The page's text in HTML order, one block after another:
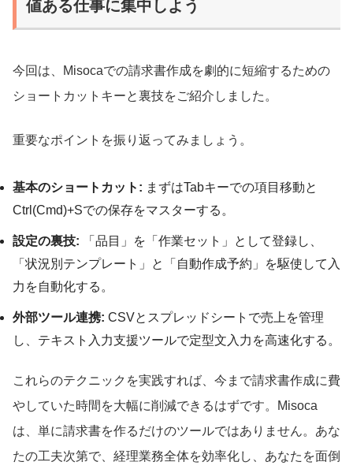
値ある仕事に集中しよう
今回は、Misocaでの請求書作成を劇的に短縮するための
ショートカットキーと裏技をご紹介しました。
重要なポイントを振り返ってみましょう。
基本のショートカット: まずはTabキーでの項目移動と
Ctrl(Cmd)+Sでの保存をマスターする。
設定の裏技: 「品目」を「作業セット」として登録し、
「状況別テンプレート」と「自動作成予約」を駆使して入
力を自動化する。
外部ツール連携: CSVとスプレッドシートで売上を管理
し、テキスト入力支援ツールで定型文入力を高速化する。
これらのテクニックを実践すれば、今まで請求書作成に費
やしていた時間を大幅に削減できるはずです。Misoca
は、単に請求書を作るだけのツールではありません。あな
たの工夫次第で、経理業務全体を効率化し、あなたを面倒